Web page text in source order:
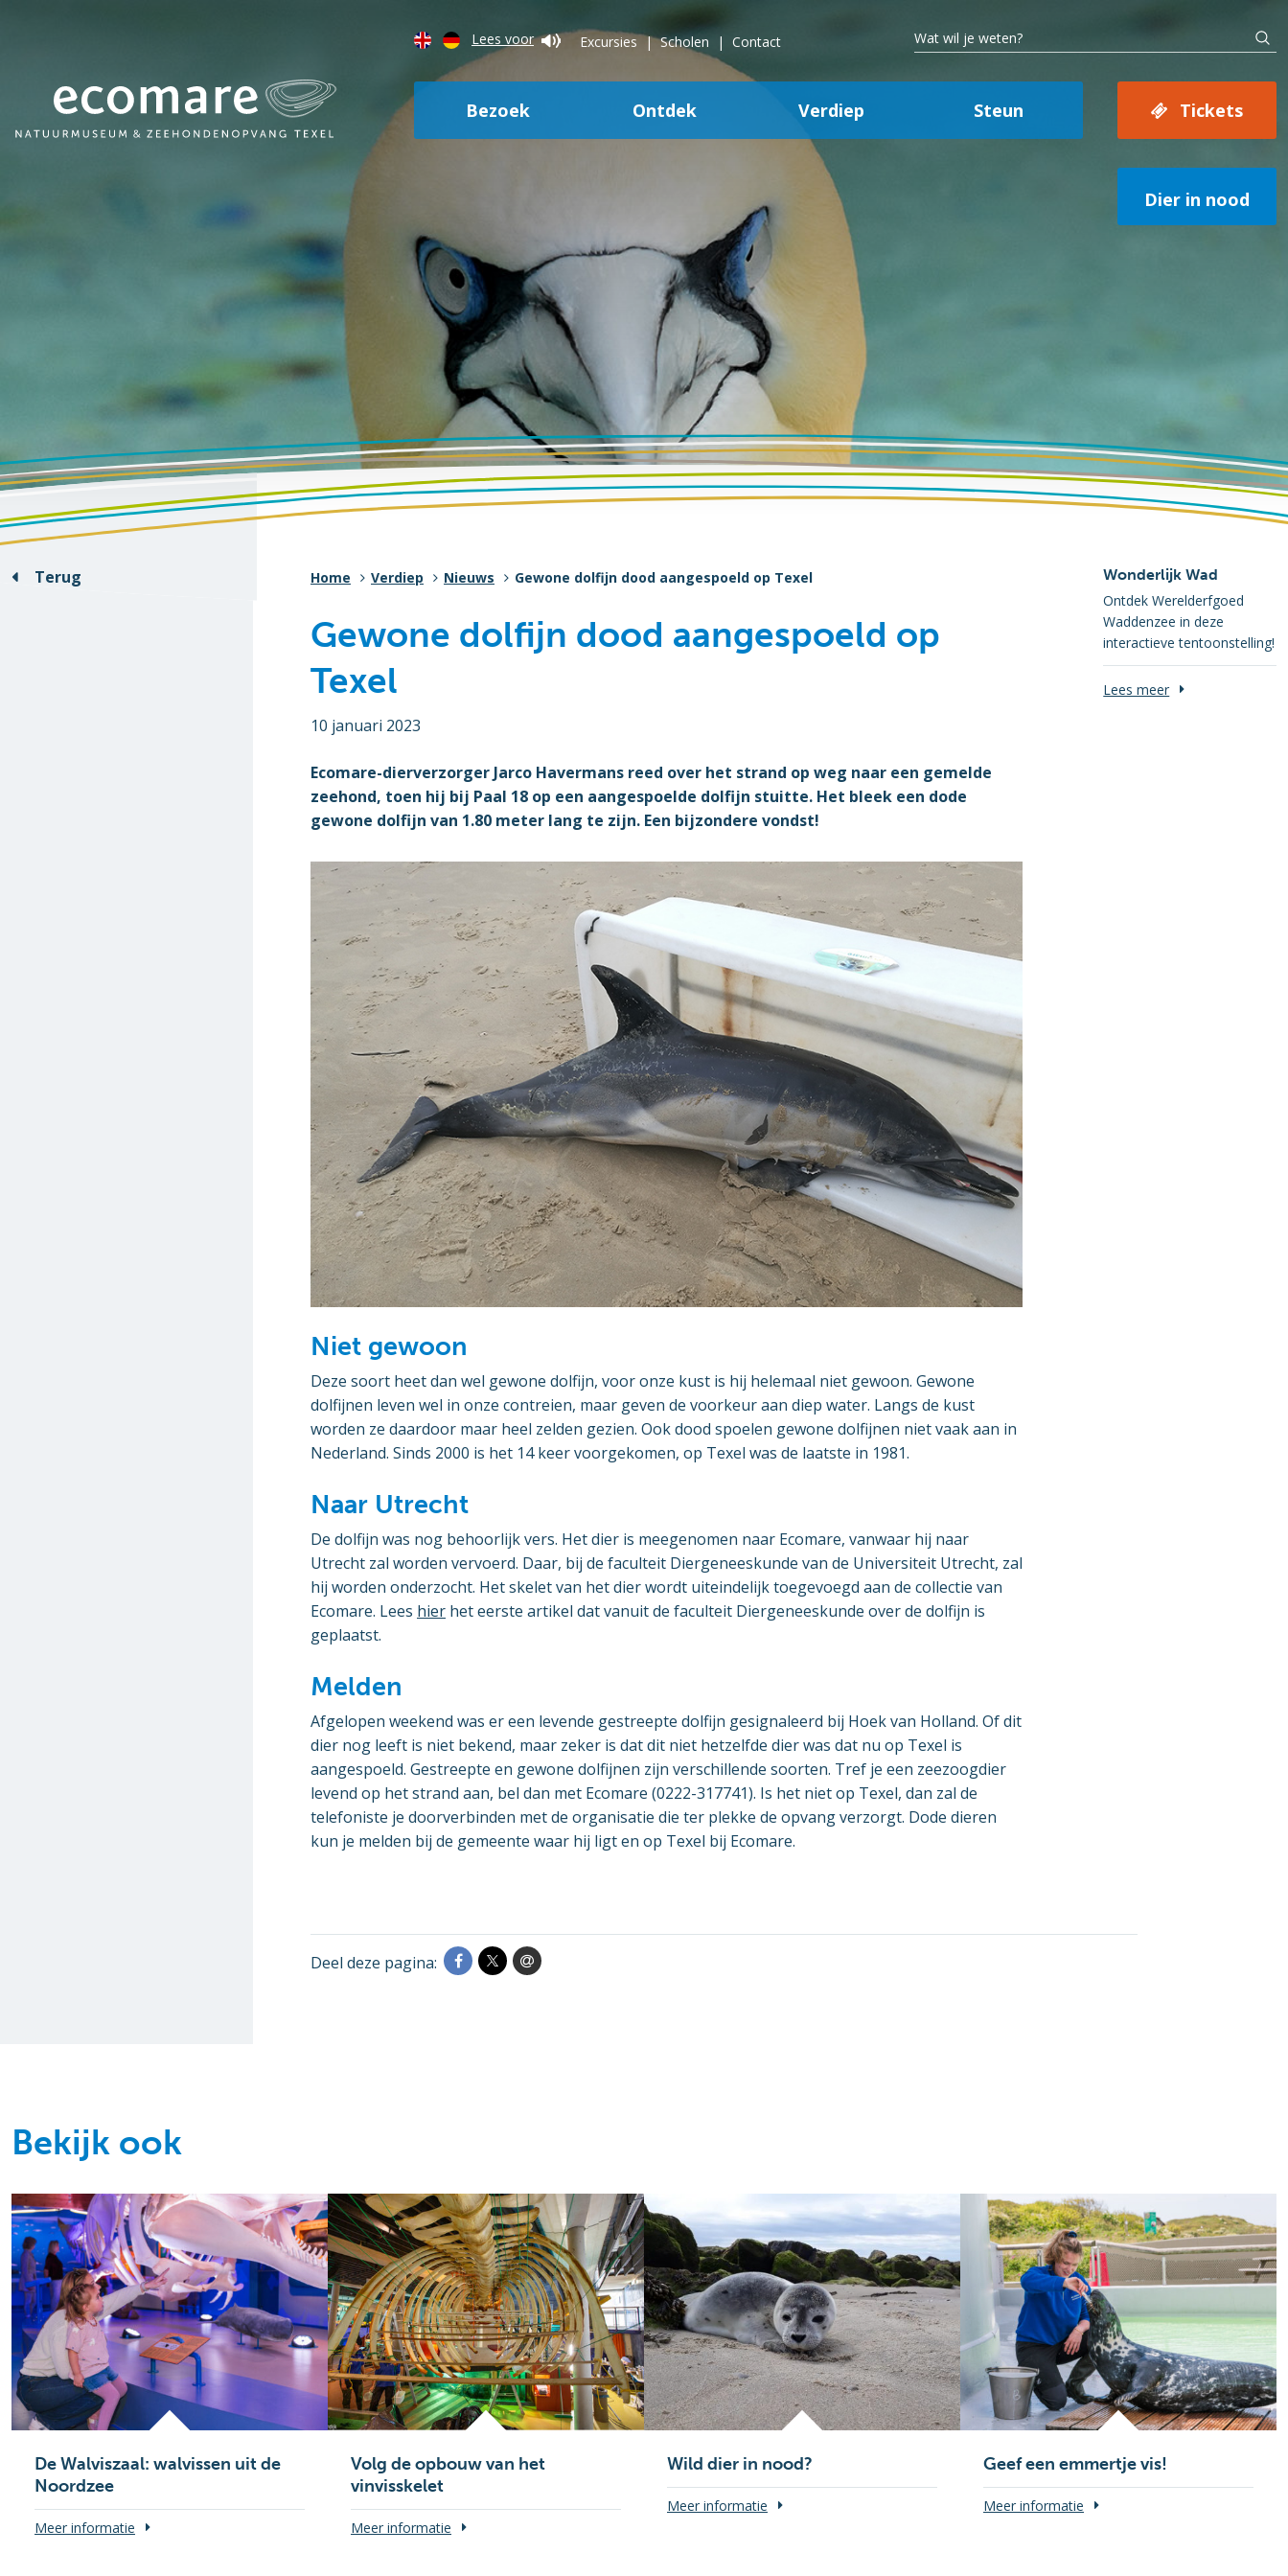
Lees voor Excursies Scholen Contact
Bezoek Ontdek Verdiep Steun Tickets
Dier in nood
Terug Home Verdiep Nieuws Gewone dolfijn dood aangespoeld op Texel
Gewone dolfijn dood aangespoeld op
Texel
10 januari 2023
Ecomare-dierverzorger Jarco Havermans reed over het strand op weg naar een gemelde
zeehond, toen hij bij Paal 18 op een aangespoelde dolfijn stuitte. Het bleek een dode
gewone dolfijn van 1.80 meter lang te zijn. Een bijzondere vondst!
Niet gewoon
Deze soort heet dan wel gewone dolfijn, voor onze kust is hij helemaal niet gewoon. Gewone
dolfijnen leven wel in onze contreien, maar geven de voorkeur aan diep water. Langs de kust
worden ze daardoor maar heel zelden gezien. Ook dood spoelen gewone dolfijnen niet vaak aan in
Nederland. Sinds 2000 is het 14 keer voorgekomen, op Texel was de laatste in 1981.
Naar Utrecht
De dolfijn was nog behoorlijk vers. Het dier is meegenomen naar Ecomare, vanwaar hij naar
Utrecht zal worden vervoerd. Daar, bij de faculteit Diergeneeskunde van de Universiteit Utrecht, zal
hij worden onderzocht. Het skelet van het dier wordt uiteindelijk toegevoegd aan de collectie van
Ecomare. Lees hier het eerste artikel dat vanuit de faculteit Diergeneeskunde over de dolfijn is
geplaatst.
Melden
Afgelopen weekend was er een levende gestreepte dolfijn gesignaleerd bij Hoek van Holland. Of dit
dier nog leeft is niet bekend, maar zeker is dat dit niet hetzelfde dier was dat nu op Texel is
aangespoeld. Gestreepte en gewone dolfijnen zijn verschillende soorten. Tref je een zeezoogdier
levend op het strand aan, bel dan met Ecomare (0222-317741). Is het niet op Texel, dan zal de
telefoniste je doorverbinden met de organisatie die ter plekke de opvang verzorgt. Dode dieren
kun je melden bij de gemeente waar hij ligt en op Texel bij Ecomare.
Deel deze pagina:
Wonderlijk Wad
Ontdek Werelderfgoed
Waddenzee in deze
interactieve tentoonstelling!
Lees meer
Bekijk ook
De Walviszaal: walvissen uit de
Noordzee
Meer informatie
Volg de opbouw van het
vinvisskelet
Meer informatie
Wild dier in nood?
Meer informatie
Geef een emmertje vis!
Meer informatie